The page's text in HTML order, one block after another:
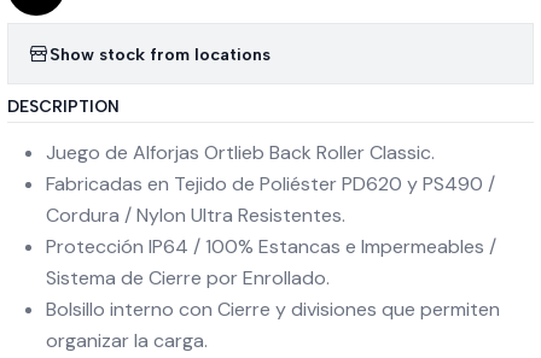
Show stock from locations
DESCRIPTION
Juego de Alforjas Ortlieb Back Roller Classic.
Fabricadas en Tejido de Poliéster PD620 y PS490 /
Cordura / Nylon Ultra Resistentes.
Protección IP64 / 100% Estancas e Impermeables /
Sistema de Cierre por Enrollado.
Bolsillo interno con Cierre y divisiones que permiten
organizar la carga.